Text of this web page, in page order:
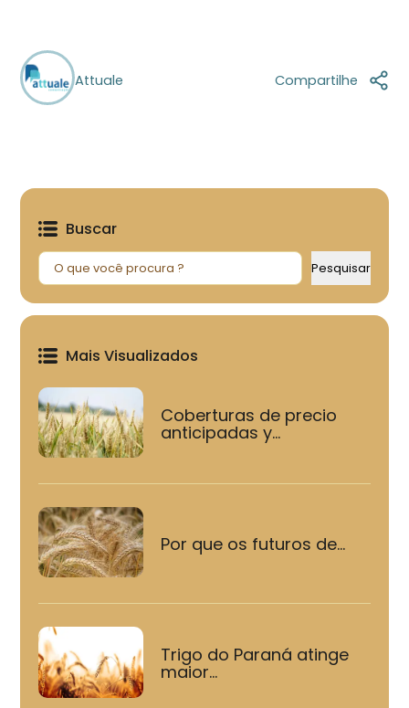
Attuale Compartilhe
Buscar
Pesquisar Pesquisar
Mais Visualizados
Coberturas de precio
anticipadas y...
Por que os futuros de...
Trigo do Paraná atinge
maior...